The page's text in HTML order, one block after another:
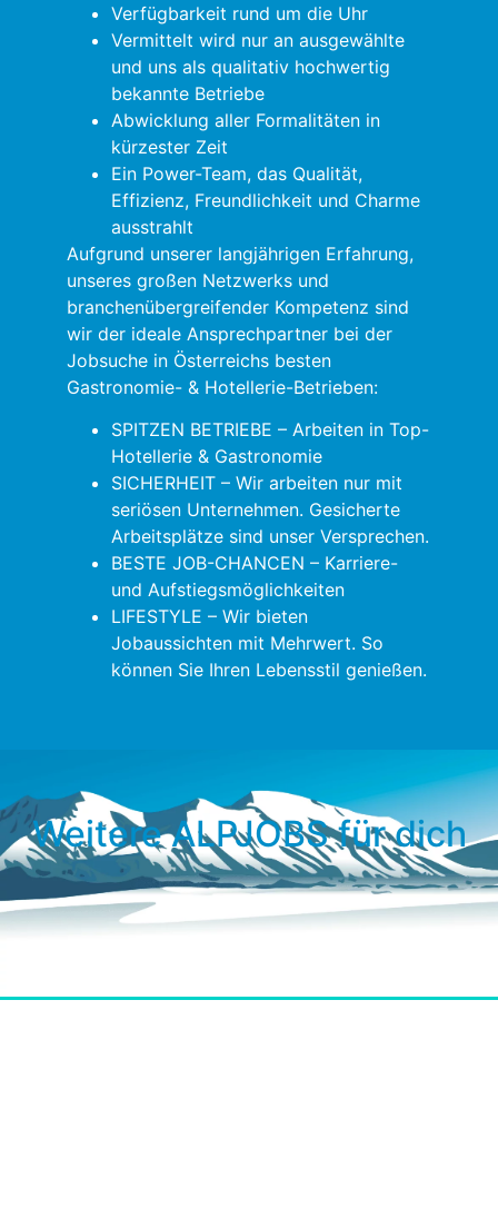
Verfügbarkeit rund um die Uhr
Vermittelt wird nur an ausgewählte
und uns als qualitativ hochwertig
bekannte Betriebe
Abwicklung aller Formalitäten in
kürzester Zeit
Ein Power-Team, das Qualität,
Effizienz, Freundlichkeit und Charme
ausstrahlt
Aufgrund unserer langjährigen Erfahrung,
unseres großen Netzwerks und
branchenübergreifender Kompetenz sind
wir der ideale Ansprechpartner bei der
Jobsuche in Österreichs besten
Gastronomie- & Hotellerie-Betrieben:
SPITZEN BETRIEBE – Arbeiten in Top-
Hotellerie & Gastronomie
SICHERHEIT – Wir arbeiten nur mit
seriösen Unternehmen. Gesicherte
Arbeitsplätze sind unser Versprechen.
BESTE JOB-CHANCEN – Karriere-
und Aufstiegsmöglichkeiten
LIFESTYLE – Wir bieten
Jobaussichten mit Mehrwert. So
können Sie Ihren Lebensstil genießen.
Weitere ALPJOBS für dich